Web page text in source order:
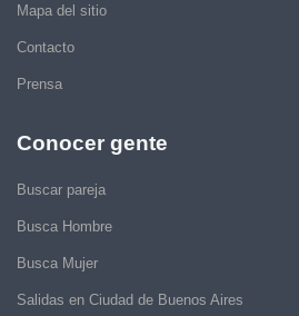
Mapa del sitio
Contacto
Prensa
Conocer gente
Buscar pareja
Busca Hombre
Busca Mujer
Salidas en Ciudad de Buenos Aires